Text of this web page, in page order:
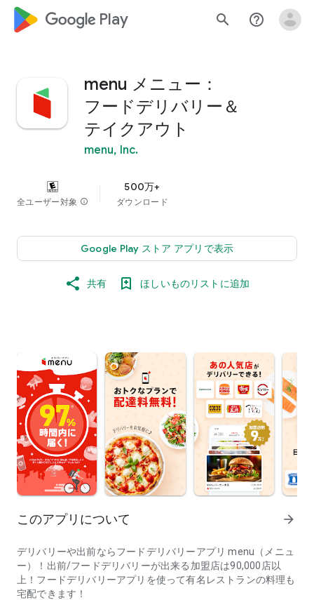
google_logo Play search help_outline
menu メニュー：
フードデリバリー＆
テイクアウト
menu, Inc.
全ユーザー対象 info
500万+
ダウンロード
Google Play ストア アプリで表示
共有 ほしいものリストに追加
このアプリについて arrow_forward
デリバリーや出前ならフードデリバリーアプリ menu（メニュ
ー）！出前/フードデリバリーが出来る加盟店は90,000店以
上！フードデリバリーアプリを使って有名レストランの料理も
宅配できます！